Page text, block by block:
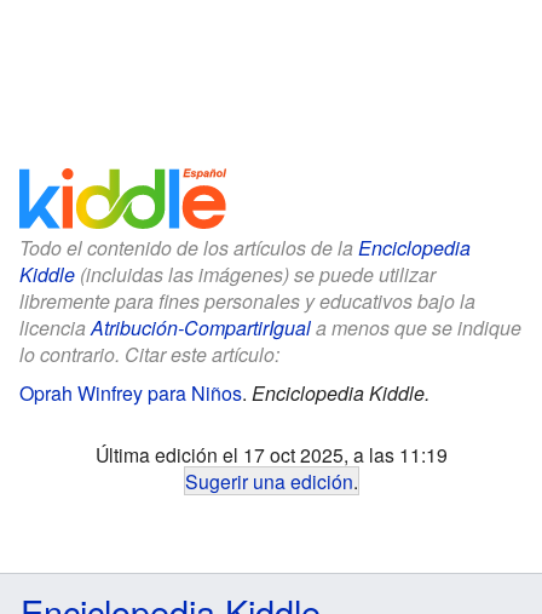
Todo el contenido de los artículos de la Enciclopedia
Kiddle (incluidas las imágenes) se puede utilizar
libremente para fines personales y educativos bajo la
licenciaAtribución-CompartirIguala menos que se indique
lo contrario. Citar este artículo:
Oprah Winfrey para Niños. Enciclopedia Kiddle.
Última edición el 17 oct 2025, a las 11:19
Sugerir una edición.